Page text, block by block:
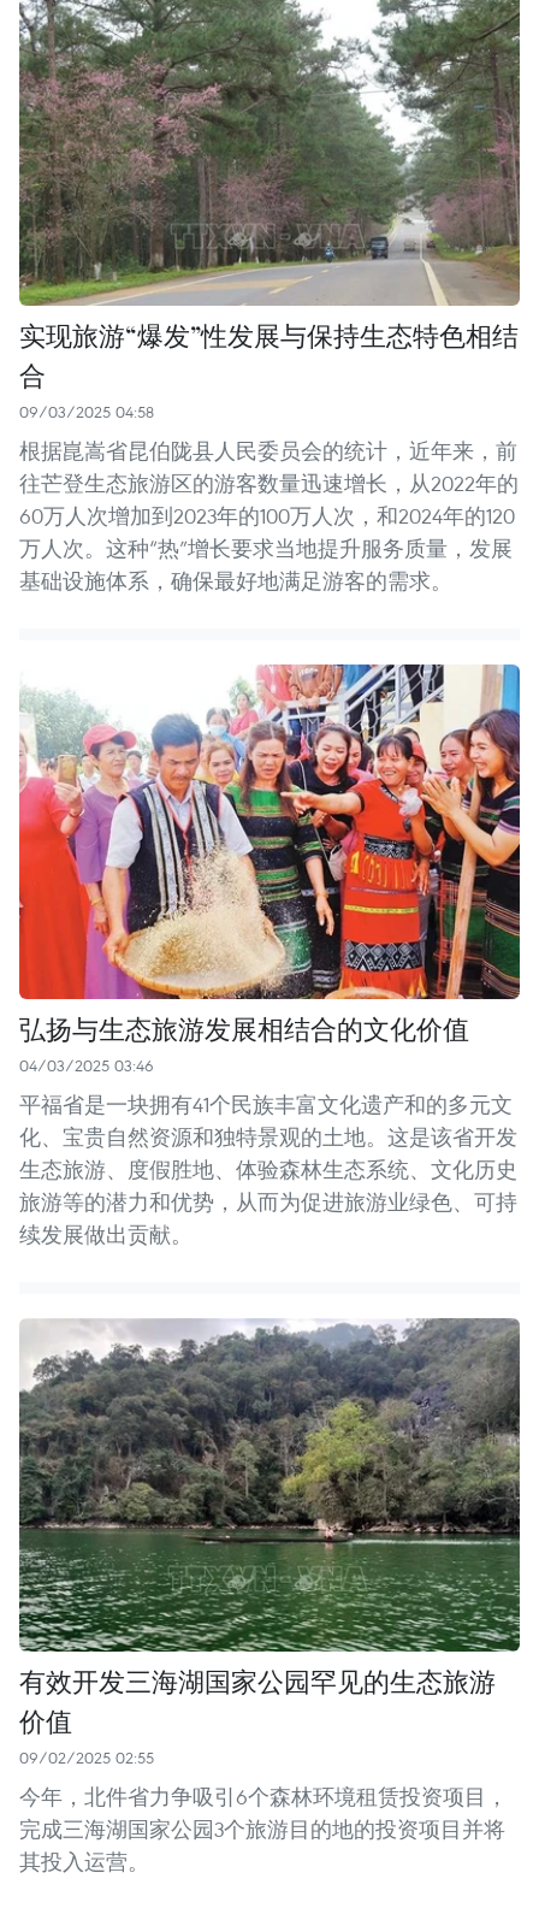
实现旅游“爆发”性发展与保持生态特色相结
合
09/03/2025 04:58
根据崑嵩省昆伯陇县人民委员会的统计，近年来，前
往芒登生态旅游区的游客数量迅速增长，从2022年的
60万人次增加到2023年的100万人次，和2024年的120
万人次。这种“热”增长要求当地提升服务质量，发展
基础设施体系，确保最好地满足游客的需求。
弘扬与生态旅游发展相结合的文化价值
04/03/2025 03:46
平福省是一块拥有41个民族丰富文化遗产和的多元文
化、宝贵自然资源和独特景观的土地。这是该省开发
生态旅游、度假胜地、体验森林生态系统、文化历史
旅游等的潜力和优势，从而为促进旅游业绿色、可持
续发展做出贡献。
有效开发三海湖国家公园罕见的生态旅游
价值
09/02/2025 02:55
今年，北件省力争吸引6个森林环境租赁投资项目，
完成三海湖国家公园3个旅游目的地的投资项目并将
其投入运营。